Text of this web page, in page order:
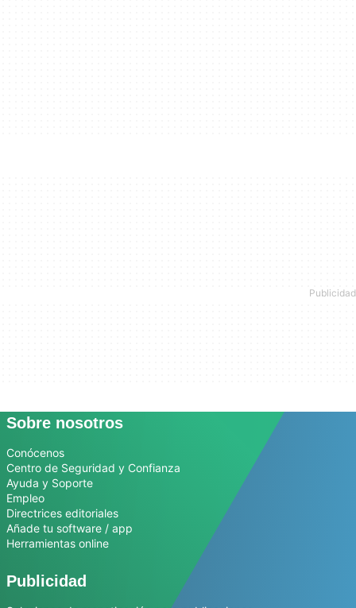
Sobre nosotros
Conócenos
Centro de Seguridad y Confianza
Ayuda y Soporte
Empleo
Directrices editoriales
Añade tu software / app
Herramientas online
Publicidad